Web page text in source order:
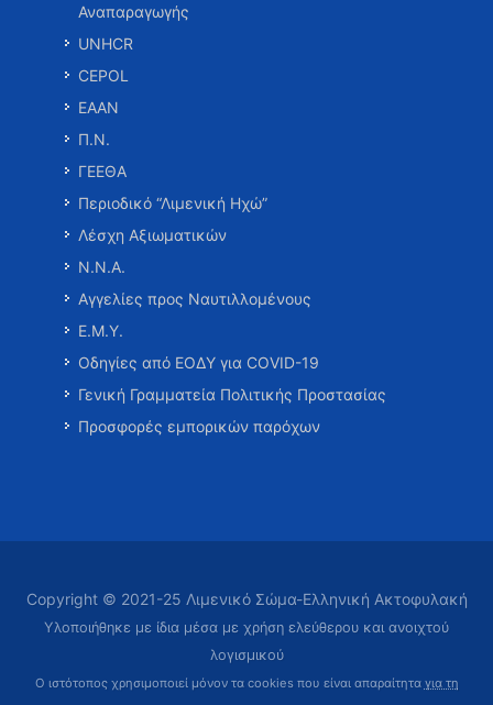
Αναπαραγωγής
UNHCR
CEPOL
ΕΑΑΝ
Π.Ν.
ΓΕΕΘΑ
Περιοδικό “Λιμενική Ηχώ”
Λέσχη Αξιωματικών
Ν.Ν.Α.
Αγγελίες προς Ναυτιλλομένους
Ε.Μ.Υ.
Οδηγίες από ΕΟΔΥ για COVID-19
Γενική Γραμματεία Πολιτικής Προστασίας
Προσφορές εμπορικών παρόχων
Copyright © 2021-25 Λιμενικό Σώμα-Ελληνική Ακτοφυλακή
Υλοποιήθηκε με ίδια μέσα με χρήση ελεύθερου και ανοιχτού
λογισμικού
Ο ιστότοπος χρησιμοποιεί μόνον τα cookies που είναι απαραίτητα για τη